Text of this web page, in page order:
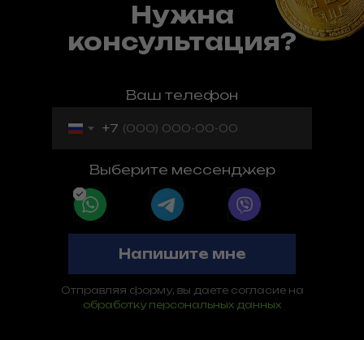
Нужна
консультация?
Ваш телефон
+7
Выберите мессенджер
Напишите мне
Отправляя форму, вы даете согласие на
обработку персональных данных